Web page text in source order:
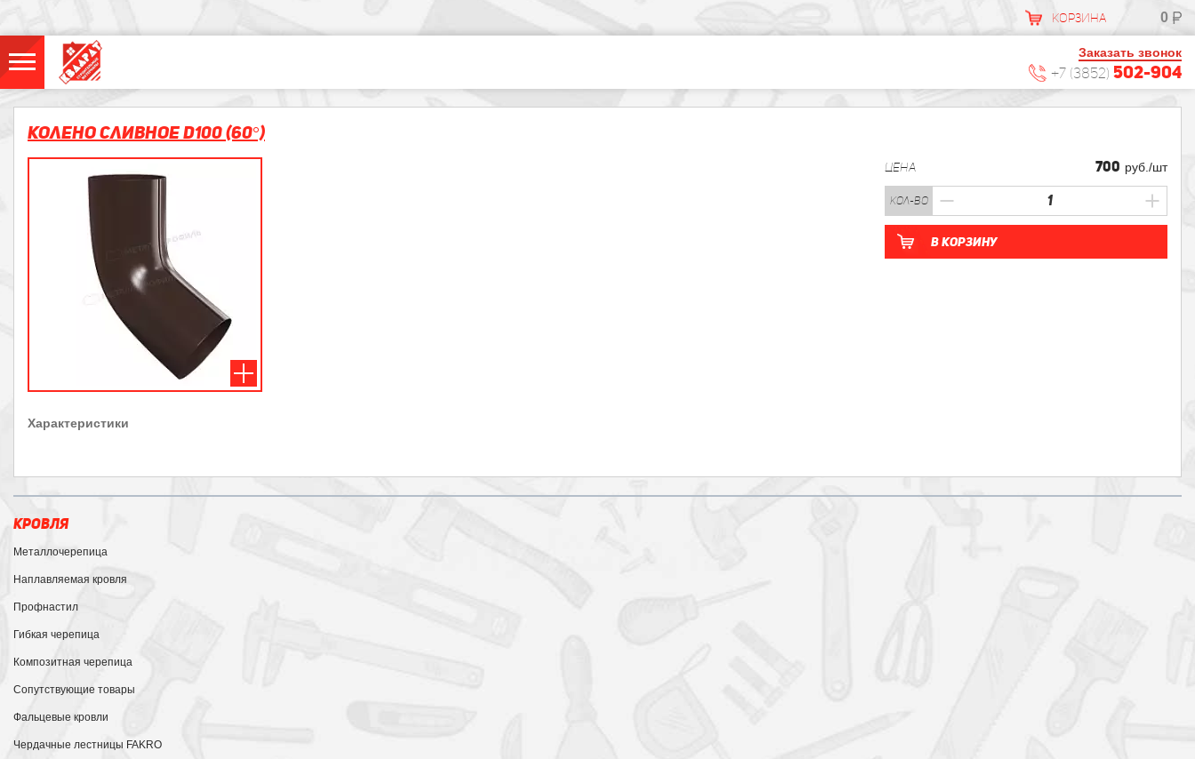
КОРЗИНА 0
Заказать звонок
+7 (3852) 502-904
Колено сливное D100 (60°)
ЦЕНА 700 руб./шт
кол-во
В корзину
Характеристики
КРОВЛЯ
Металлочерепица
Наплавляемая кровля
Профнастил
Гибкая черепица
Композитная черепица
Сопутствующие товары
Фальцевые кровли
Чердачные лестницы FAKRO